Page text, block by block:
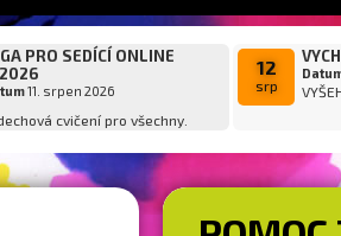
PRO SEDÍCÍ ONLINE
11. srpen 2026
cvičení pro všechny.
12
srp